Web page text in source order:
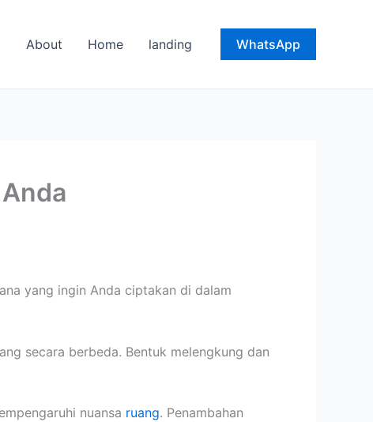
About Home landing WhatsApp
yang ingin Anda ciptakan di dalam
secara berbeda. Bentuk melengkung dan
nuansa ruang. Penambahan